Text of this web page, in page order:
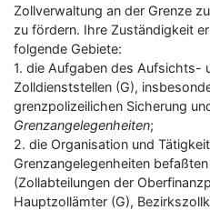
Zollverwaltung an der Grenze
zu fördern. Ihre Zuständigkeit
folgende Gebiete:
1. die Aufgaben des Aufsichts-
Zolldienststellen (G),
grenzpolizeilichen Sicherung
Grenzangelegenheiten;
2. die Organisation und
Grenzangelegenheiten
(Zollabteilungen der
Hauptzollämter (G),